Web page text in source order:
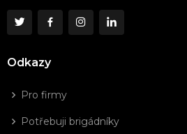
Odkazy
Pro firmy
Potřebuji brigádníky